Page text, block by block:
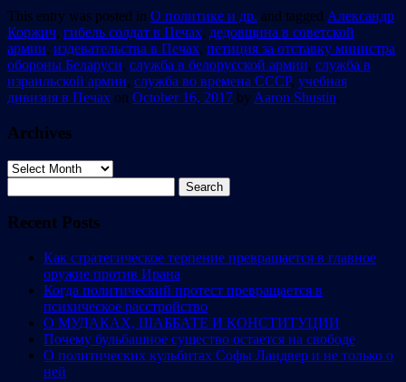
This entry was posted in О политике и др. and tagged Александр
Коржич, гибель солдат в Печах, дедовщина в советской
армии, издевательства в Печах, петиция за отставку министра
обороны Беларуси, служба в белорусской армии, служба в
израильской армии, служба во времена СССР, учебная
дивизия в Печах on October 16, 2017 by Aaron Shustin.
Archives
Archives
for:
Recent Posts
Как стратегическое терпение превращается в главное
оружие против Ирана
Когда политический протест превращается в
психическое расстройство
О МУДАКАХ, ШАББАТЕ И КОНСТИТУЦИИ
Почему бульбашное существо остается на свободе
О политических кульбитах Софы Ландвер и не только о
ней